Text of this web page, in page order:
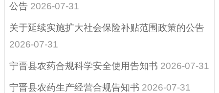
行政事业性收费、
减税降费
公告 2026-07-31
关于延续实施扩大社会保险补贴范围政策的公告
2026-07-31
宁晋县农药合规科学安全使用告知书 2026-07-31
宁晋县农药生产经营合规告知书 2026-07-31